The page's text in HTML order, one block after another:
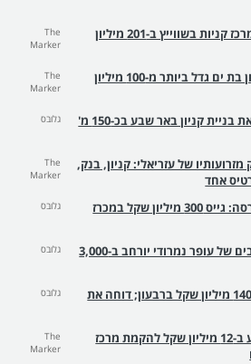
דלק נדל"ן מכרה מרכז קניות בשווייץ ב-201 מיליון
The
Marker
אשטרום: שווי קניון בת ים גדל ביותר מ-100 מיליון
The
Marker
סולל בונה תבצע את בניית קניון באר שבע בכ-150 מ'
גלובס
של עזריאלי: קניון, בנק,
אחד
The
Marker
עזריאלי נכנס לבורסה: גייס 300 מיליון שקל במכרז
גלובס
קניון שבעת הכוכבים של עופר נמרודי יורחב ב-3,000
גלובס
עזריאלי: רווח של 140 מיליון שקל ברבעון; דוחה את
גלובס
תדהר רכשה קרקע ב-12 מיליון שקל להקמת מרכז
The
Marker